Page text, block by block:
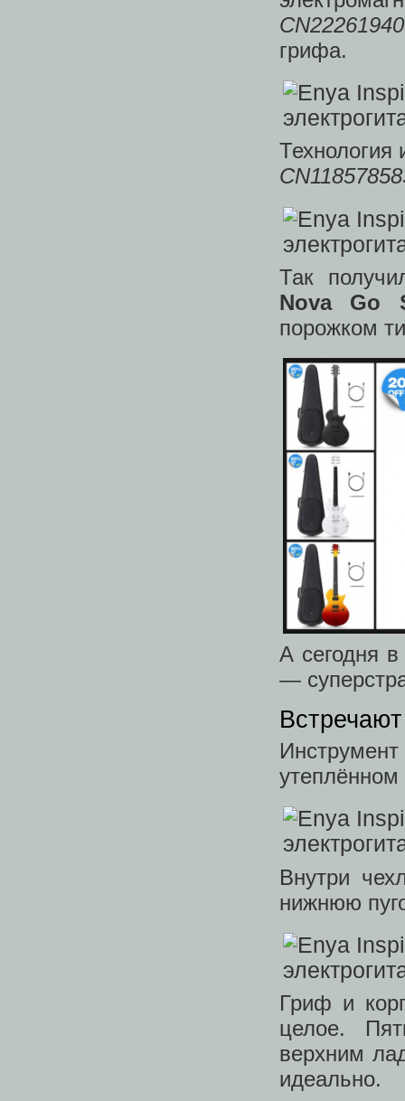
грифа.
Технология
Так
Nova Go
порожком
А сегодня
—
утеплённом
Внутри
нижнюю
Гриф и
целое.
верхним
идеально.